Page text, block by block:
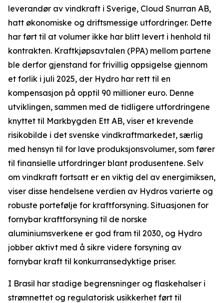
leverandør av vindkraft i Sverige, Cloud Snurran AB,
hatt økonomiske og driftsmessige utfordringer. Dette
har ført til at volumer ikke har blitt levert i henhold til
kontrakten. Kraftkjøpsavtalen (PPA) mellom partene
ble derfor gjenstand for frivillig oppsigelse gjennom
et forlik i juli 2025, der Hydro har rett til en
kompensasjon på opptil 90 millioner euro. Denne
utviklingen, sammen med de tidligere utfordringene
knyttet til Markbygden Ett AB, viser et krevende
risikobilde i det svenske vindkraftmarkedet, særlig
med hensyn til for lave produksjonsvolumer, som fører
til finansielle utfordringer blant produsentene. Selv
om vindkraft fortsatt er en viktig del av energimiksen,
viser disse hendelsene verdien av Hydros varierte og
robuste portefølje for kraftforsyning. Situasjonen for
fornybar kraftforsyning til de norske
aluminiumsverkene er god fram til 2030, og Hydro
jobber aktivt med å sikre videre forsyning av
fornybar kraft til konkurransedyktige priser.
I Brasil har stadige begrensninger og flaskehalser i
strømnettet og regulatorisk usikkerhet ført til